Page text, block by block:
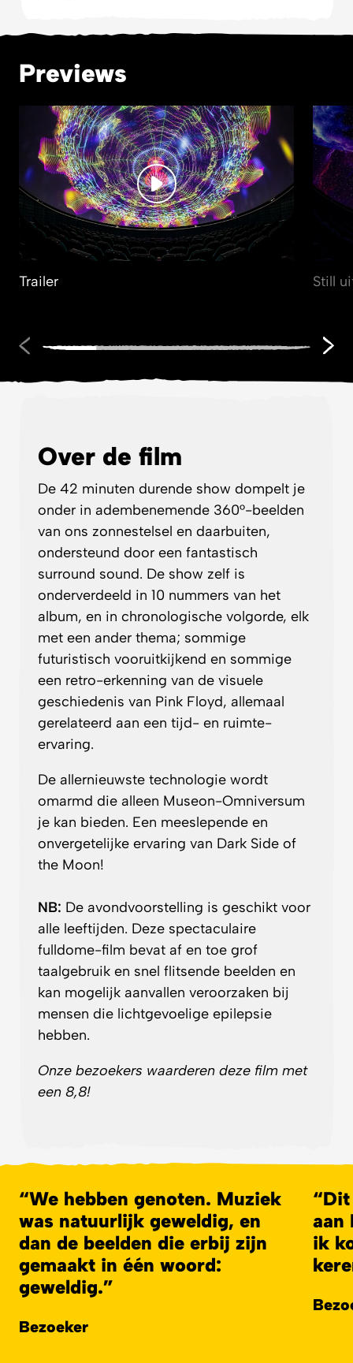
Previews
Trailer Still
Over de film
De 42 minuten durende show dompelt je
onder in adembenemende 360°-beelden
van ons zonnestelsel en daarbuiten,
ondersteund door een fantastisch
surround sound. De show zelf is
onderverdeeld in 10 nummers van het
album, en in chronologische volgorde, elk
met een ander thema; sommige
futuristisch vooruitkijkend en sommige
een retro-erkenning van de visuele
geschiedenis van Pink Floyd, allemaal
gerelateerd aan een tijd- en ruimte-
ervaring.
De allernieuwste technologie wordt
omarmd die alleen Museon-Omniversum
je kan bieden. Een meeslepende en
onvergetelijke ervaring van Dark Side of
the Moon!
NB: De avondvoorstelling is geschikt voor
alle leeftijden. Deze spectaculaire
fulldome-film bevat af en toe grof
taalgebruik en snel flitsende beelden en
kan mogelijk aanvallen veroorzaken bij
mensen die lichtgevoelige epilepsie
hebben.
Onze bezoekers waarderen deze film met
een 8,8!
We hebben genoten. Muziek
was natuurlijk geweldig, en
dan de beelden die erbij zijn
gemaakt in één woord:
geweldig.
Bezoeker
Dit
aan
ik